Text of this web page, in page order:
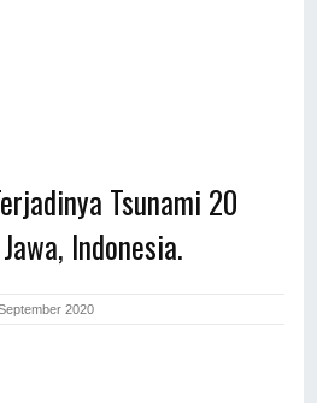
Tsunami 20
Indonesia.
2020